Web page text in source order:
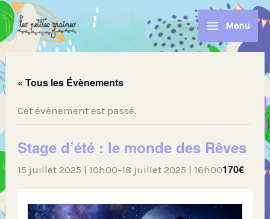
Aller
au
contenu
Menu
« Tous les Évènements
Cet évènement est passé.
Stage d’été : le monde des Rêves
15 juillet 2025 | 10h00-18 juillet 2025 | 16h00170€